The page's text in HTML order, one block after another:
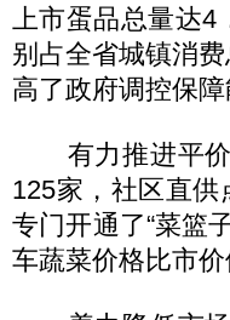
上市蛋品总量达4
别占全省城镇消
高了政府调控保障
有力推进平价
125家，社区直
专门开通了“菜篮
车蔬菜价格比市价